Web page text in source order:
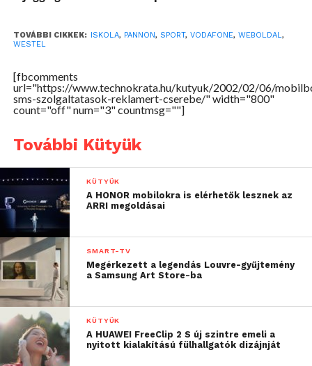
ek fogadására, szolgáltatását ideiglenesen
a Voxline. A mobil marketing szolgáltatás
kifejlesztője egyébként nagy sikert jósol a
MobilBónusznak, mivel az lehetővé teszi a hirdetők
küldhessék reklámjaikat (tehát például péntek este
egy aznapi partira vagy egyéb programra hívják fel a
figyelmet), ráadásul lakóhely (irányítószám) és
egyéb jellemzők (kor, nem, családi állapot, iskolai
végzettség ) szerint kiválasztott célcsoportnak,
amelyet valószínűleg érdekel is a kapott információ.
TOVÁBBI CIKKEK: ISKOLA, PANNON, SPORT, VODAFONE, WEBOLDAL,
WESTEL
[fbcomments
url="https://www.technokrata.hu/kutyuk/2002/02/06/
sms-szolgaltatasok-reklamert-cserebe/" width="800"
count="off" num="3" countmsg=""]
További Kütyük
KÜTYÜK
A HONOR mobilokra is elérhetők lesznek az
ARRI megoldásai
SMART-TV
Megérkezett a legendás Louvre-gyűjtemény
a Samsung Art Store-ba
KÜTYÜK
A HUAWEI FreeClip 2 S új szintre emeli a
nyitott kialakítású fülhallgatók dizájnját